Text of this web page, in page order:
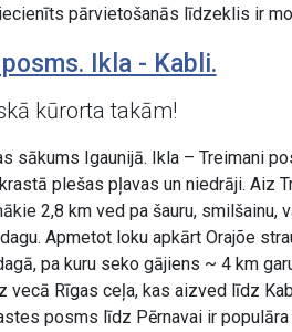
pārvietošanās līdzeklis ir
Ikla - Kabli.
kūrorta takām!
sākums Igaunijā. Ikla – Treimani
plešas pļavas un niedrāji. Aiz
2,8 km ved pa šauru, smilšainu,
Apmetot loku apkārt Orajõe
pa kuru seko gājiens ~ 4 km
vecā Rīgas ceļa, kas aizved līdz
posms līdz Pērnavai ir